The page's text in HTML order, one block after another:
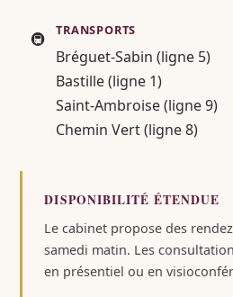
🚇 TRANSPORTS
Bréguet-Sabin (ligne 5)
Bastille (ligne 1)
Saint-Ambroise (ligne 9)
Chemin Vert (ligne 8)
DISPONIBILITÉ ÉTENDUE
Le cabinet propose des
samedi matin. Les
en présentiel ou en